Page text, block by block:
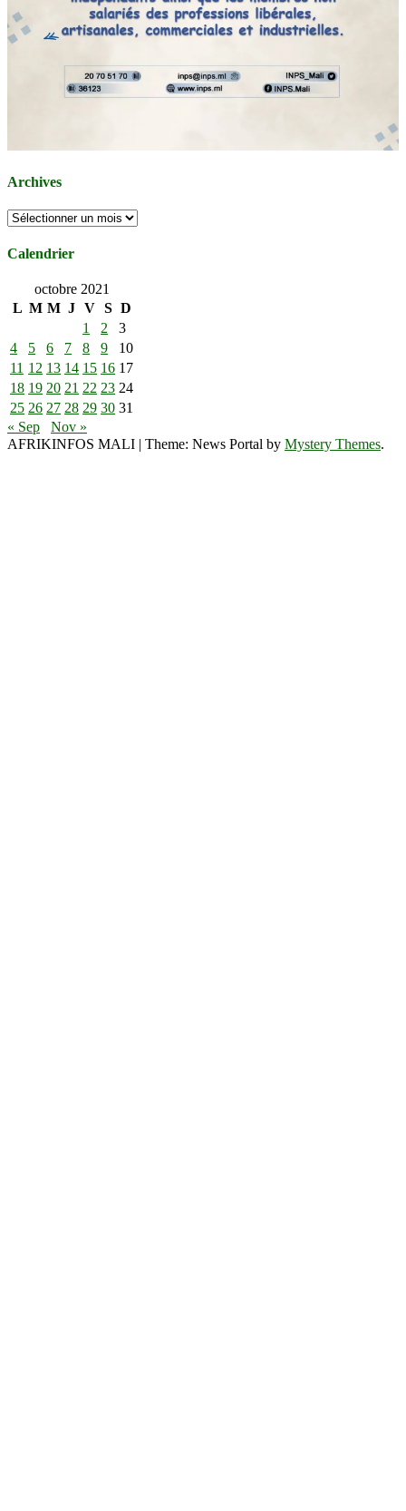
Archives
Archives
Calendrier
octobre 2021
L M M J V S D
1
2
3
4
5 6 7 8 9
10
11 12 13 14 15 16 17
18 19 20 21 22 23 24
25 26 27 28 29 30 31
« Sep
Nov »
AFRIKINFOS MALI | Theme: News Portal by Mystery Themes.